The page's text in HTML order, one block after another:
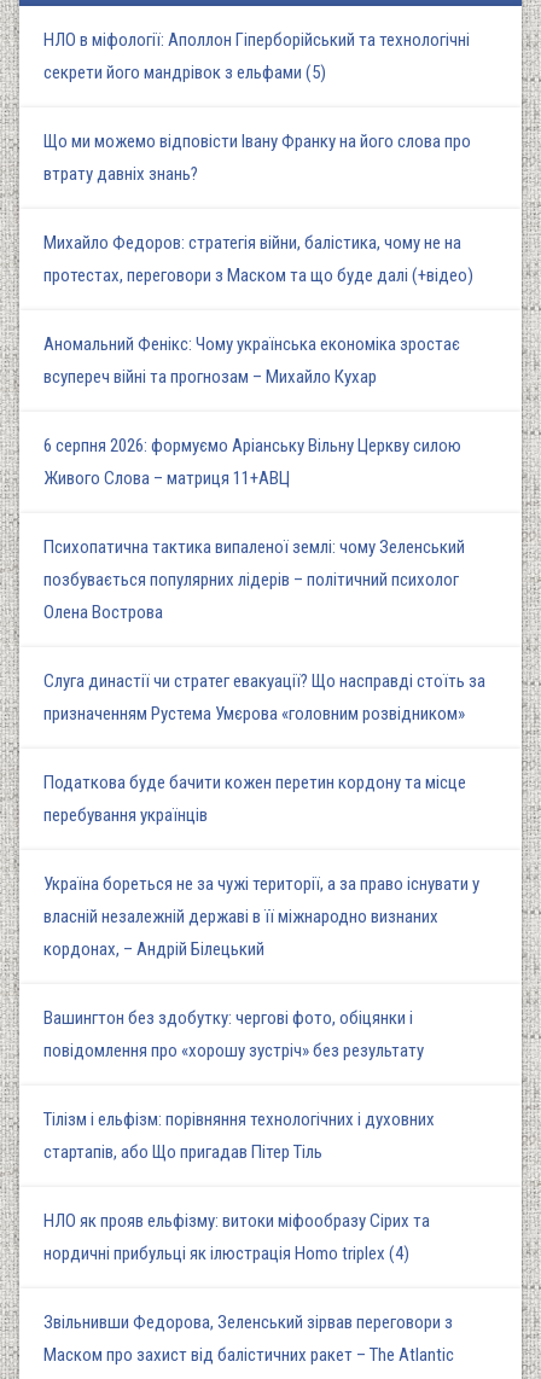
НЛО в міфології: Аполлон Гіперборійський та технологічні
секрети його мандрівок з ельфами (5)
Що ми можемо відповісти Івану Франку на його слова про
втрату давніх знань?
Михайло Федоров: стратегія війни, балістика, чому не на
протестах, переговори з Маском та що буде далі (+відео)
Аномальний Фенікс: Чому українська економіка зростає
всупереч війні та прогнозам – Михайло Кухар
6 серпня 2026: формуємо Аріанську Вільну Церкву силою
Живого Слова – матриця 11+АВЦ
Психопатична тактика випаленої землі: чому Зеленський
позбувається популярних лідерів – політичний психолог
Олена Вострова
Слуга династії чи стратег евакуації? Що насправді стоїть за
призначенням Рустема Умєрова «головним розвідником»
Податкова буде бачити кожен перетин кордону та місце
перебування українців
Україна бореться не за чужі території, а за право існувати у
власній незалежній державі в її міжнародно визнаних
кордонах, – Андрій Білецький
Вашингтон без здобутку: чергові фото, обіцянки і
повідомлення про «хорошу зустріч» без результату
Тілізм і ельфізм: порівняння технологічних і духовних
стартапів, або Що пригадав Пітер Тіль
НЛО як прояв ельфізму: витоки міфообразу Сірих та
нордичні прибульці як ілюстрація Homo triplex (4)
Звільнивши Федорова, Зеленський зірвав переговори з
Маском про захист від балістичних ракет – The Atlantic